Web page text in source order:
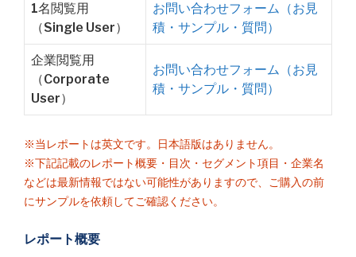
1名閲覧用
（Single User）
お問い合わせフォーム（お見
積・サンプル・質問）
企業閲覧用
（Corporate
User）
お問い合わせフォーム（お見
積・サンプル・質問）
※当レポートは英文です。日本語版はありません。
※下記記載のレポート概要・目次・セグメント項目・企業名
などは最新情報ではない可能性がありますので、ご購入の前
にサンプルを依頼してご確認ください。
レポート概要